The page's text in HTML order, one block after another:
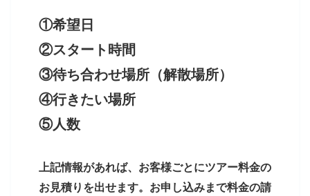
①希望日
②スタート時間
③待ち合わせ場所（解散場所）
④行きたい場所
⑤人数
上記情報があれば、お客様ごとにツアー料金の
お見積りを出せます。お申し込みまで料金の請